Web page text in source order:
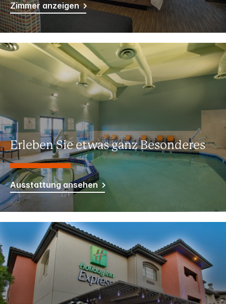
Zimmer anzeigen
Erleben Sie etwas ganz Besonderes
Ausstattung ansehen